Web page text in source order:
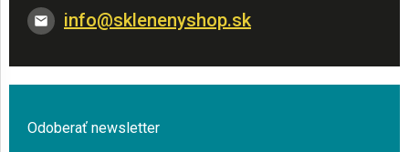
info@sklenenyshop.sk
Odoberať newsletter